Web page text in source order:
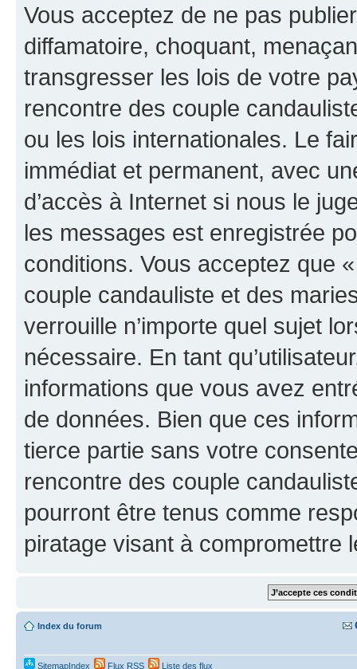
Vous acceptez de ne pas
diffamatoire, choquant,
transgresser les lois de votre
rencontre des couple
ou les lois internationales. Le
immédiat et permanent, avec
d’accès à Internet si nous le
les messages est enregistrée
conditions. Vous acceptez que
couple candauliste et des
verrouille n’importe quel sujet
nécessaire. En tant
informations que vous avez
de données. Bien que ces
tierce partie sans votre
rencontre des couple
pourront être tenus comme
piratage visant à compromettre
Index du forum
SitemapIndex Flux RSS Liste des flux